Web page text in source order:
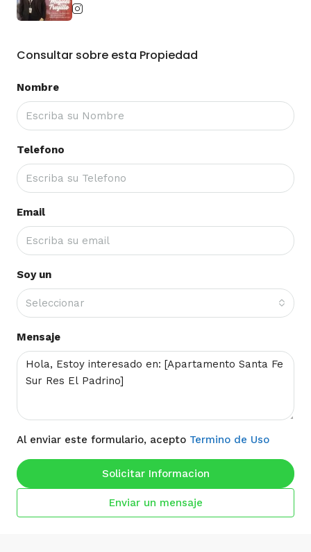
Consultar sobre esta Propiedad
Nombre
Telefono
Email
Soy un
Seleccionar
Mensaje
Al enviar este formulario, acepto Termino de Uso
Solicitar Informacion
Enviar un mensaje